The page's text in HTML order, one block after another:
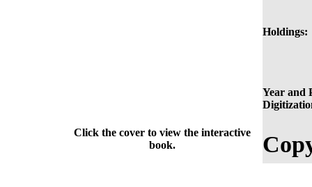
Holdings:
Year and
Click the cover to view the interactive
book.